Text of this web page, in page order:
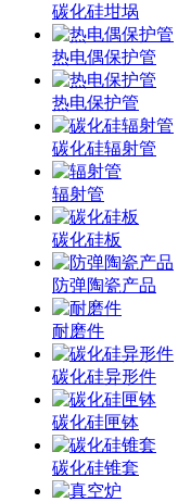
碳化硅坩埚
热电偶保护管
热电保护管
碳化硅辐射管
辐射管
碳化硅板
防弹陶瓷产品
耐磨件
碳化硅异形件
碳化硅匣钵
碳化硅锥套